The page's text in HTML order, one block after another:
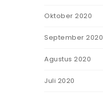
Oktober 2020
September 2020
Agustus 2020
Juli 2020